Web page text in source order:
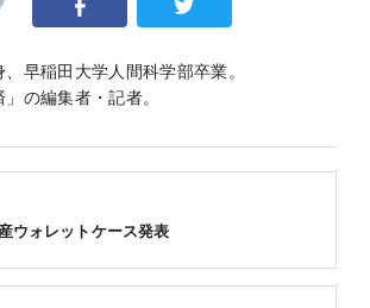
早稲田大学人間科学部卒業。
の編集者・記者。
ウォレットケース発表